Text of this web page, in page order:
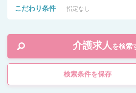
こだわり条件 指定なし
介護求人 を検索
検索条件を保存